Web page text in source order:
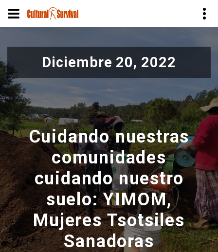
al
contenido
principal
Diciembre 20, 2022
Cuidando nuestras
comunidades
cuidando nuestro
suelo: YIMOM,
Mujeres Tsotsiles
Sanadoras